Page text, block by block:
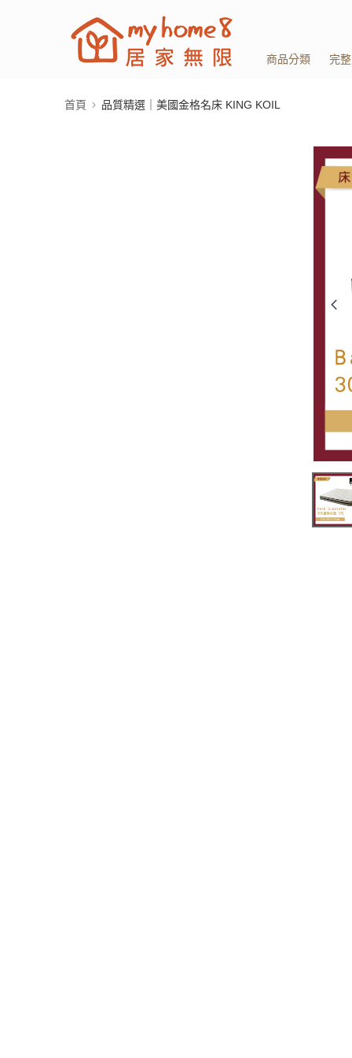
商品分類 完
首頁 品質精選｜美國金格名床 KING KOIL